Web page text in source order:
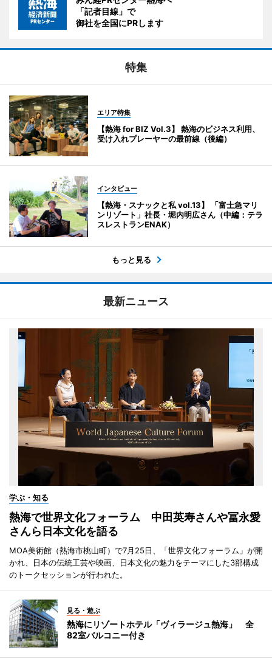
「記者目線」で
御社を全国にPRします
特集
エリア特集
【熱海 for BIZ Vol.3】 熱海のビジネス利用、
受け入れプレーヤーの最前線（後編）
インタビュー
【熱海・スナックと私 vol.13】 「富士急マリ
ンリゾート」社長・堀内明広さん（中編：テラ
スレストランENAK）
もっと見る
最新ニュース
学ぶ・知る
熱海で世界文化フォーラム 中田英寿さんや冨永愛
さんら日本文化を語る
MOA美術館（熱海市桃山町）で7月25日、「世界文化フォーラム」が開
かれ、日本の伝統工芸や映画、日本文化の魅力をテーマにした3部構成
のトークセッションが行われた。
見る・遊ぶ
熱海にリゾートホテル「ヴィラージュ熱海」 全
82室バルコニー付き